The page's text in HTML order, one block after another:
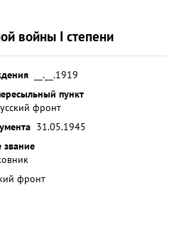
войны I степени
__.__.1919
пункт
фронт
31.05.1945
звание
фронт